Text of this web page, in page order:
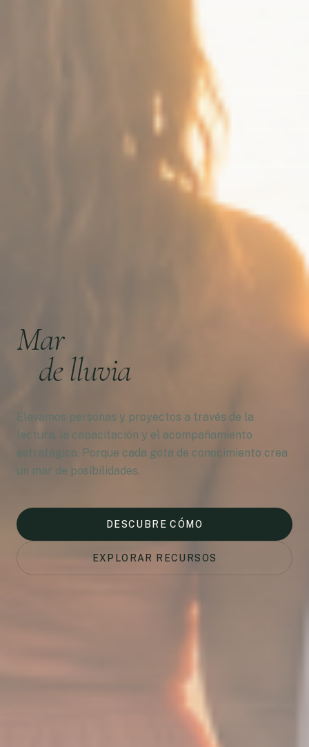
Mar
de lluvia
Elevamos personas y proyectos a través de la
lectura, la capacitación y el acompañamiento
estratégico. Porque cada gota de conocimiento crea
un mar de posibilidades.
DESCUBRE CÓMO
EXPLORAR RECURSOS